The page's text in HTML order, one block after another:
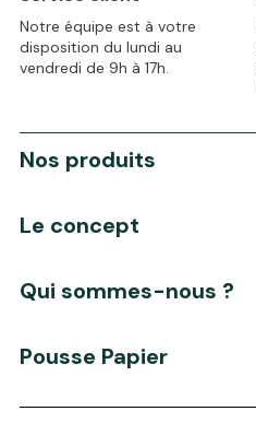
Notre équipe est à votre
disposition du lundi au
vendredi de 9h à 17h.
Nos produits
Le concept
Qui sommes-nous ?
Pousse Papier